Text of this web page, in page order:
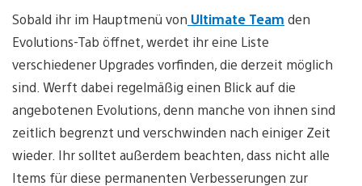
Sobald ihr im Hauptmenü von Ultimate Team den
Evolutions-Tab öffnet, werdet ihr eine Liste
verschiedener Upgrades vorfinden, die derzeit möglich
sind. Werft dabei regelmäßig einen Blick auf die
angebotenen Evolutions, denn manche von ihnen sind
zeitlich begrenzt und verschwinden nach einiger Zeit
wieder. Ihr solltet außerdem beachten, dass nicht alle
Items für diese permanenten Verbesserungen zur